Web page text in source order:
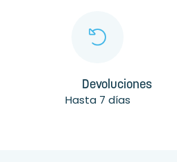
Devoluciones
Hasta 7 días